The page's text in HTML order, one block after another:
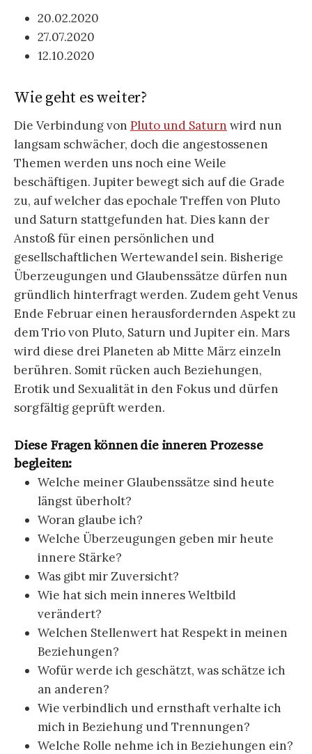
20.02.2020
27.07.2020
12.10.2020
Wie geht es weiter?
Die Verbindung von Pluto und Saturn wird nun
langsam schwächer, doch die angestossenen
Themen werden uns noch eine Weile
beschäftigen. Jupiter bewegt sich auf die Grade
zu, auf welcher das epochale Treffen von Pluto
und Saturn stattgefunden hat. Dies kann der
Anstoß für einen persönlichen und
gesellschaftlichen Wertewandel sein. Bisherige
Überzeugungen und Glaubenssätze dürfen nun
gründlich hinterfragt werden. Zudem geht Venus
Ende Februar einen herausfordernden Aspekt zu
dem Trio von Pluto, Saturn und Jupiter ein. Mars
wird diese drei Planeten ab Mitte März einzeln
berühren. Somit rücken auch Beziehungen,
Erotik und Sexualität in den Fokus und dürfen
sorgfältig geprüft werden.
Diese Fragen können die inneren Prozesse
begleiten:
Welche meiner Glaubenssätze sind heute
längst überholt?
Woran glaube ich?
Welche Überzeugungen geben mir heute
innere Stärke?
Was gibt mir Zuversicht?
Wie hat sich mein inneres Weltbild
verändert?
Welchen Stellenwert hat Respekt in meinen
Beziehungen?
Wofür werde ich geschätzt, was schätze ich
an anderen?
Wie verbindlich und ernsthaft verhalte ich
mich in Beziehung und Trennungen?
Welche Rolle nehme ich in Beziehungen ein?